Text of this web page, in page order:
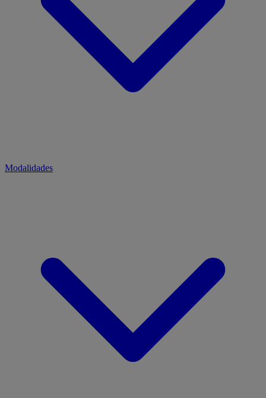
Modalidades